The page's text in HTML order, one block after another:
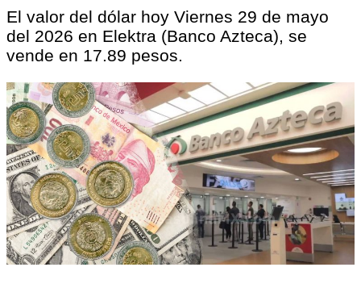
El valor del dólar hoy Viernes 29 de mayo
del 2026 en Elektra (Banco Azteca), se
vende en 17.89 pesos.